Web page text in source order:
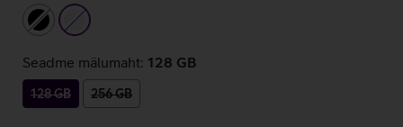
must
valge
Seadme mälumaht: 128 GB
128 GB 256 GB